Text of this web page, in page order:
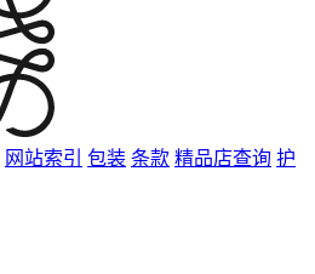
网站索引 包装 条款 精品店查询 护